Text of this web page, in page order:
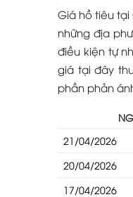
Giá hồ tiêu
những địa
điều kiện tự
giá tại đây
phần phản
21/04/2026
20/04/2026
17/04/2026